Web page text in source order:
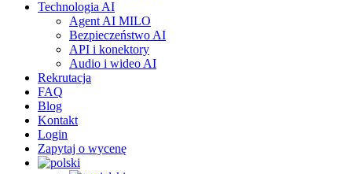
Technologia AI
Agent AI MILO
Bezpieczeństwo AI
API i konektory
Audio i wideo AI
Rekrutacja
FAQ
Blog
Kontakt
Login
Zapytaj o wycenę